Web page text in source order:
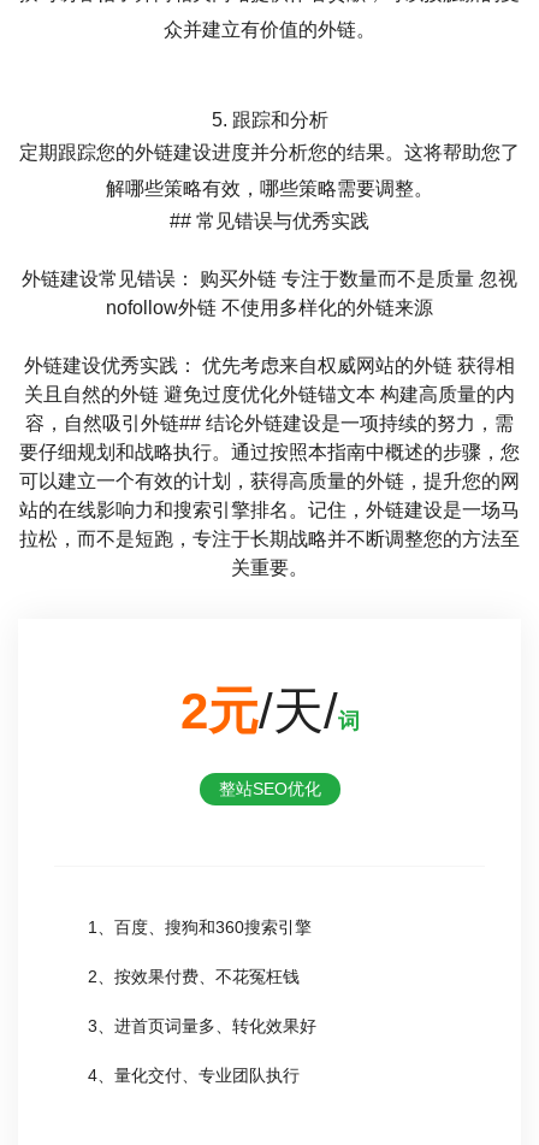
众并建立有价值的外链。
5. 跟踪和分析
定期跟踪您的外链建设进度并分析您的结果。这将帮助您了
解哪些策略有效，哪些策略需要调整。
## 常见错误与优秀实践
外链建设常见错误： 购买外链 专注于数量而不是质量 忽视
nofollow外链 不使用多样化的外链来源
外链建设优秀实践： 优先考虑来自权威网站的外链 获得相
关且自然的外链 避免过度优化外链锚文本 构建高质量的内
容，自然吸引外链## 结论外链建设是一项持续的努力，需
要仔细规划和战略执行。通过按照本指南中概述的步骤，您
可以建立一个有效的计划，获得高质量的外链，提升您的网
站的在线影响力和搜索引擎排名。记住，外链建设是一场马
拉松，而不是短跑，专注于长期战略并不断调整您的方法至
关重要。
2元/天/词
整站SEO优化
1、百度、搜狗和360搜索引擎
2、按效果付费、不花冤枉钱
3、进首页词量多、转化效果好
4、量化交付、专业团队执行